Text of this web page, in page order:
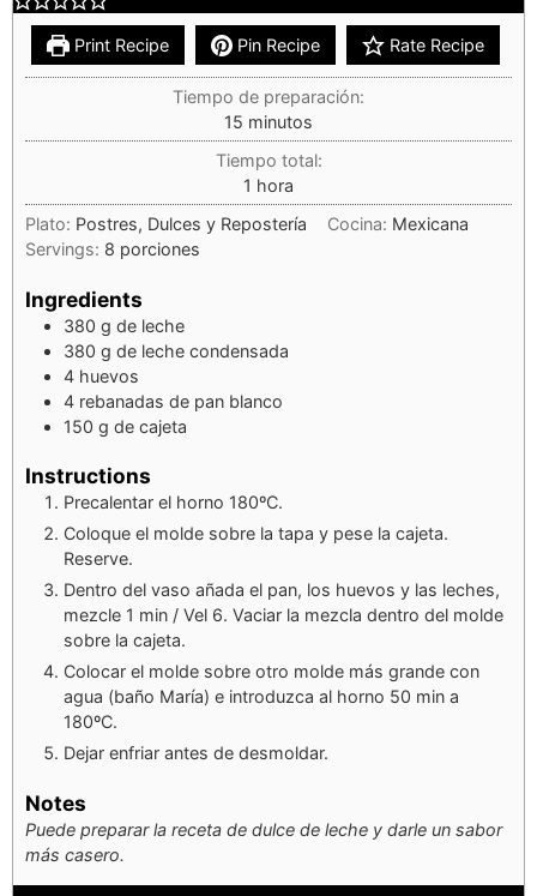
Print Recipe Pin Recipe Rate Recipe
Tiempo de preparación:
15 minutos
Tiempo total:
1 hora
Plato: Postres, Dulces y Repostería Cocina: Mexicana
Servings: 8 porciones
Ingredients
380 g de leche
380 g de leche condensada
4 huevos
4 rebanadas de pan blanco
150 g de cajeta
Instructions
Precalentar el horno 180ºC.
Coloque el molde sobre la tapa y pese la cajeta.
Reserve.
Dentro del vaso añada el pan, los huevos y las leches,
mezcle 1 min / Vel 6. Vaciar la mezcla dentro del molde
sobre la cajeta.
Colocar el molde sobre otro molde más grande con
agua (baño María) e introduzca al horno 50 min a
180ºC.
Dejar enfriar antes de desmoldar.
Notes
Puede preparar la receta de dulce de leche y darle un sabor
más casero.